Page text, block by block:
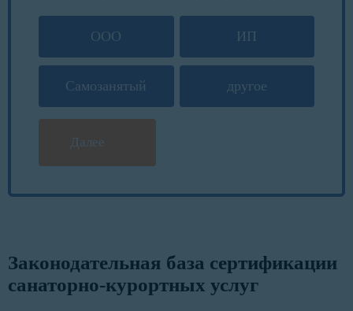
ООО ИП
Самозанятый другое
Далее
Законодательная база сертификации
санаторно-курортных услуг